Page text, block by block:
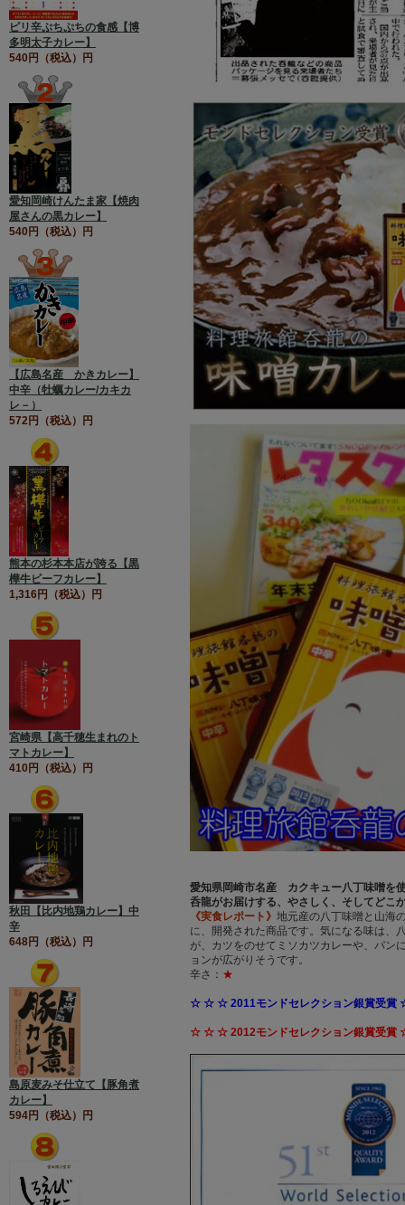
ピリ辛ぷちぷちの食感【博
多明太子カレー】
540円（税込）円
愛知岡崎けんたま家【焼肉
屋さんの黒カレー】
540円（税込）円
【広島名産 かきカレー】
中辛（牡蠣カレー/カキカ
レ－）
572円（税込）円
熊本の杉本本店が誇る【黒
樺牛ビーフカレー】
1,316円（税込）円
宮崎県【高千穂生まれのト
マトカレー】
410円（税込）円
秋田【比内地鶏カレー】中
辛
648円（税込）円
島原麦みそ仕立て【豚角煮
カレー】
594円（税込）円
愛知県岡崎市名産 カクキュー八丁味噌を
呑龍がお届けする、やさしく、そしてどこ
《実食レポート》 地元産の八丁味噌と山海
に、開発された商品です。気になる味は、
が、カツをのせてミソカツカレーや、パン
ョンが広がりそうです。
辛さ： ★
☆ ☆ ☆ 2011モンドセレクション銀賞受
☆ ☆ ☆ 2012モンドセレクション銀賞受